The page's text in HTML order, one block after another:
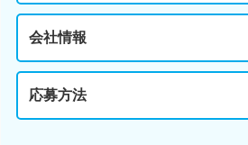
会社情報
応募方法